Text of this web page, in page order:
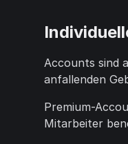
Accounts sind
anfallenden
Premium-
Mitarbeiter